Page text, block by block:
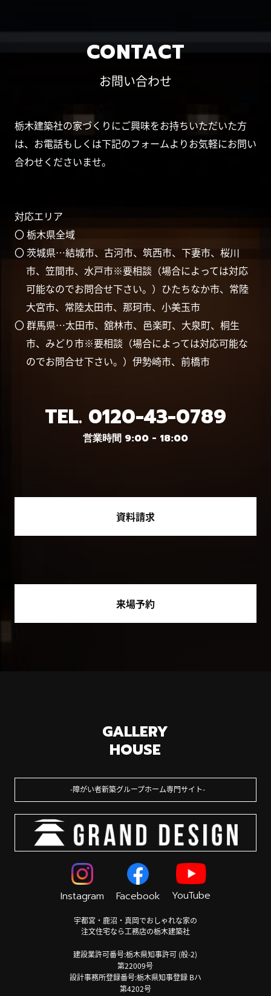
CONTACT
お問い合わせ
栃木建築社の家づくりにご興味をお持ちいただいた方
は、お電話もしくは下記のフォームよりお気軽にお問い
合わせくださいませ。
対応エリア
〇 栃木県全域
〇 茨城県…結城市、古河市、筑西市、下妻市、桜川
市、笠間市、水戸市※要相談（場合によっては対応
可能なのでお問合せ下さい。）ひたちなか市、常陸
大宮市、常陸太田市、那珂市、小美玉市
〇 群馬県…太田市、舘林市、邑楽町、大泉町、桐生
市、みどり市※要相談（場合によっては対応可能な
のでお問合せ下さい。）伊勢崎市、前橋市
TEL. 0120-43-0789
営業時間 9:00 - 18:00
資料請求
来場予約
GALLERY
HOUSE
障がい者新築グループホーム専門サイト
Instagram Facebook YouTube
宇都宮・鹿沼・真岡でおしゃれな家の
注文住宅なら工務店の栃木建築社
建設業許可番号:栃木県知事許可 (般-2)
第22009号
設計事務所登録番号:栃木県知事登録 Bハ
第4202号